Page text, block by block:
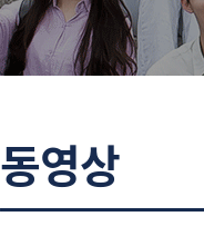
동영상